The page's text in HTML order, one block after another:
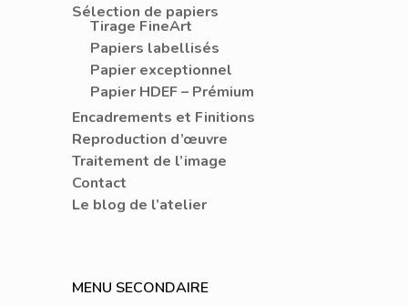
Sélection de papiers
Tirage FineArt
Papiers labellisés
Papier exceptionnel
Papier HDEF – Prémium
Encadrements et Finitions
Reproduction d’œuvre
Traitement de l’image
Contact
Le blog de l’atelier
MENU SECONDAIRE